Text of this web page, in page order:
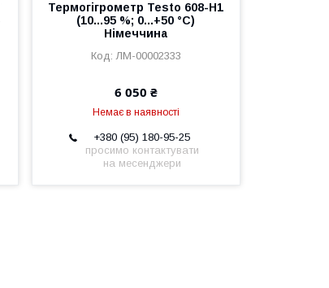
Термогігрометр Testo 608-H1
(10...95 %; 0...+50 °C)
Німеччина
ЛМ-00002333
6 050 ₴
Немає в наявності
+380 (95) 180-95-25
просимо контактувати
на месенджери